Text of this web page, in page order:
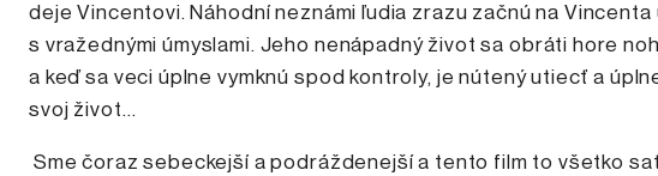
deje Vincentovi. Náhodní neznámi ľudia zrazu začnú na
s vražednými úmyslami. Jeho nenápadný život sa obráti hore
a keď sa veci úplne vymknú spod kontroly, je nútený utiecť a
svoj život…
Sme čoraz sebeckejší a podráždenejší a tento film to všetko